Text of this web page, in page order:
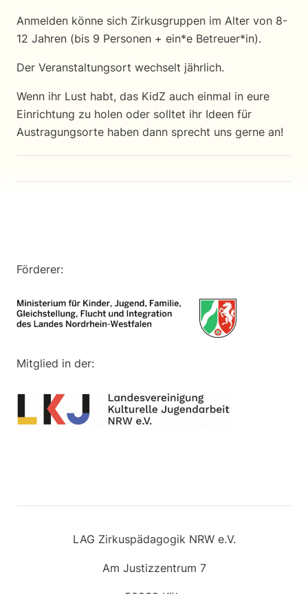
Anmelden könne sich Zirkusgruppen im Alter von 8-
12 Jahren (bis 9 Personen + ein*e Betreuer*in).
Der Veranstaltungsort wechselt jährlich.
Wenn ihr Lust habt, das KidZ auch einmal in eure
Einrichtung zu holen oder solltet ihr Ideen für
Austragungsorte haben dann sprecht uns gerne an!
Förderer:
Mitglied in der:
LAG Zirkuspädagogik NRW e.V.
Am Justizzentrum 7